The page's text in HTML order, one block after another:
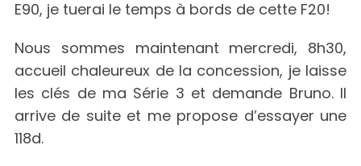
E90, je tuerai le temps à bords de cette F20!
Nous sommes maintenant mercredi, 8h30,
accueil chaleureux de la concession, je laisse
les clés de ma Série 3 et demande Bruno. Il
arrive de suite et me propose d’essayer une
118d.